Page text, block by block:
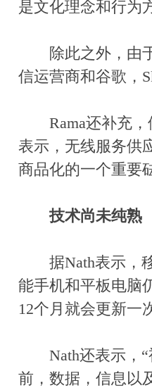
是文化理念和行为
除此之外，由于
信运营商和谷歌，
Rama还补充，
表示，无线服务供
商品化的一个重要
技术尚未纯熟
据Nath表示，移
能手机和平板电脑
12个月就会更新一
Nath还表示，“
前，数据，信息以